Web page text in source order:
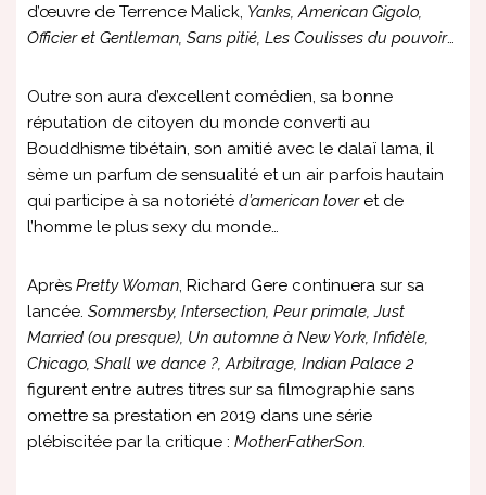
d’œuvre de Terrence Malick, Yanks, American Gigolo,
Officier et Gentleman, Sans pitié, Les Coulisses du pouvoir…
Outre son aura d’excellent comédien, sa bonne
réputation de citoyen du monde converti au
Bouddhisme tibétain, son amitié avec le dalaï lama, il
sème un parfum de sensualité et un air parfois hautain
qui participe à sa notoriété d’american loveret de
l’homme le plus sexy du monde…
Après Pretty Woman, Richard Gere continuera sur sa
lancée. Sommersby, Intersection, Peur primale, Just
Married (ou presque), Un automne à New York, Infidèle,
Chicago, Shall we dance ?, Arbitrage, Indian Palace 2
figurent entre autres titres sur sa filmographie sans
omettre sa prestation en 2019 dans une série
plébiscitée par la critique : MotherFatherSon.